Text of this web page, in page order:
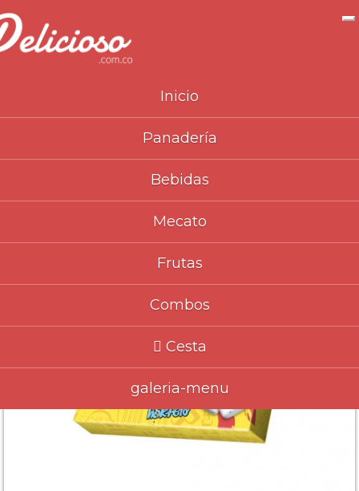
Inicio
Panadería
Bebidas
Mecato
Frutas
Combos
Cesta
galeria-menu